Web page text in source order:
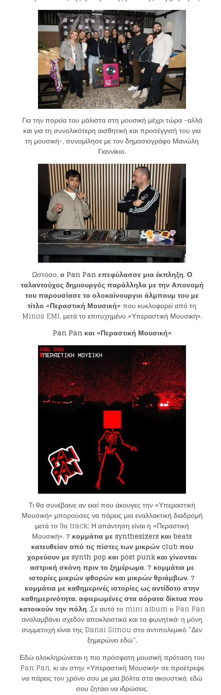
Για την πορεία του μάλιστα στη μουσική μέχρι τώρα -αλλά
και για τη συνολικότερη αισθητική και προσέγγισή του για
τη μουσική-, συνομίλησε με τον δημοσιογράφο Μανώλη
Γιαννίκιο.
Ωστόσο, ο Pan Pan επεφύλασσε μια έκπληξη. Ο
ταλαντούχος δημιουργός παράλληλα με την Απονομή
του παρουσίασε το ολοκαίνουργιο άλμπουμ του με
τίτλο «Περαστική Μουσική» που κυκλοφορεί από τη
Minos EMI, μετά το επιτυχημένο «Υπεραστική Μουσική».
Pan Pan και «Περαστική Μουσική»
Τι θα συνέβαινε αν εκεί που άκουγες την «Υπεραστική
Μουσική» μπορούσες να πάρεις μια εναλλακτική διαδρομή
μετά το 9ο track; Η απάντηση είναι η «Περαστική
Μουσική».7 κομμάτια μεsynthesizers και beats
κατευθείαν από τις πίστες των μικρών club που
χορεύουν μεsynth pop και post punk και γίνονται
αστρική σκόνη πριν το ξημέρωμα. 7 κομμάτια με
ιστορίες μικρών φθορών και μικρών θριάμβων. 7
κομμάτια με καθημερινές ιστορίες ως αντίδοτο στην
καθημερινότητα, αφιερωμένες στα αόρατα δίκτυα που
κατοικούν την πόλη. Σε αυτό το mini album ο Pan Pan
αναλαμβάνει σχεδόν αποκλειστικά και τα φωνητικά· η μόνη
συμμετοχή είναι της Danai Simou στο αντιπολεμικό “Δεν
ξημερώνει εδώ”.
Εδώ ολοκληρώνεται η πιο πρόσφατη μουσική πρόταση του
Pan Pan, κι αν στην «Υπεραστική Μουσική» σε προέτρεψε
να πάρεις τον χρόνο σου με μια βόλτα στα ακουστικά, εδώ
σου ζητάει να ιδρώσεις.
Loading your form, please wait...